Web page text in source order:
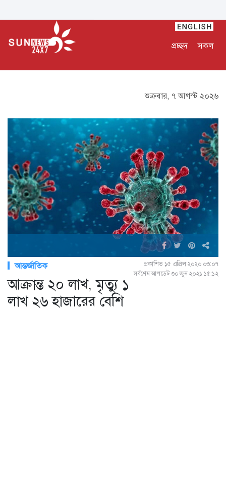
প্রচ্ছদ সকল
শুক্রবার, ৭ আগস্ট ২০২৬
আন্তর্জাতিক
প্রকাশিত ১৫ এপ্রিল ২০২০ ০৩:০৭
সর্বশেষ আপডেট ৩০ জুন ২০২১ ১৫:১২
আক্রান্ত ২০ লাখ, মৃত্যু ১
লাখ ২৬ হাজারের বেশি